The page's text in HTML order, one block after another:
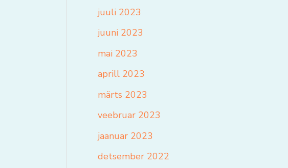
juuli 2023
juuni 2023
mai 2023
aprill 2023
märts 2023
veebruar 2023
jaanuar 2023
detsember 2022